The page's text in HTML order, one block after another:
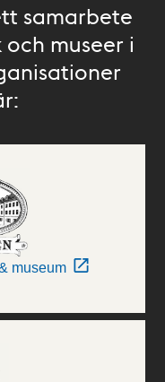
samarbete
museer i
museum